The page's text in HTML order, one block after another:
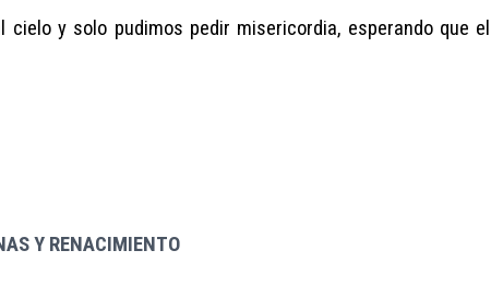
y solo pudimos pedir misericordia, esperando que el
Y RENACIMIENTO